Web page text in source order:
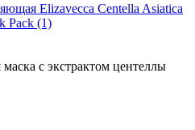
Elizavecca Centella Asiatica
Pack (1)
с экстрактом центеллы